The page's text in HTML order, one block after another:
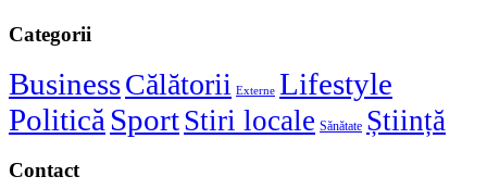
Categorii
BusinessCălătorii Externe Lifestyle
PoliticăSportStiri locale Sănătate Știință
Contact